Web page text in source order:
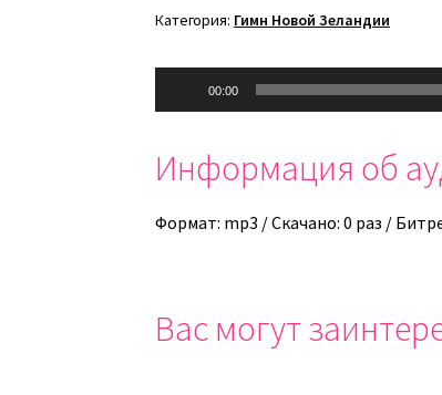
Категория: Гимн Новой Зеландии
00:00
Информация об
Формат: mp3 / Скачано: 0 раз /
Вас могут